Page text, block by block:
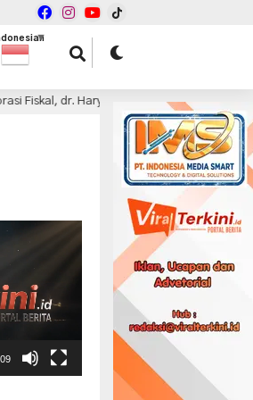
▼
Minta Pemprov Prioritaskan DBH dan